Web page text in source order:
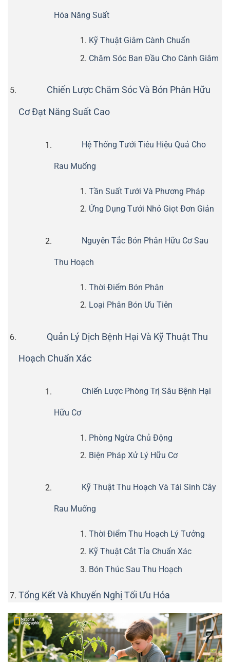
Hóa Năng Suất
Kỹ Thuật Giâm Cành Chuẩn
Chăm Sóc Ban Đầu Cho Cành Giâm
Chiến Lược Chăm Sóc Và Bón Phân Hữu
Cơ Đạt Năng Suất Cao
Hệ Thống Tưới Tiêu Hiệu Quả Cho
Rau Muống
Tần Suất Tưới Và Phương Pháp
Ứng Dụng Tưới Nhỏ Giọt Đơn Giản
Nguyên Tắc Bón Phân Hữu Cơ Sau
Thu Hoạch
Thời Điểm Bón Phân
Loại Phân Bón Ưu Tiên
Quản Lý Dịch Bệnh Hại Và Kỹ Thuật Thu
Hoạch Chuẩn Xác
Chiến Lược Phòng Trị Sâu Bệnh Hại
Hữu Cơ
Phòng Ngừa Chủ Động
Biện Pháp Xử Lý Hữu Cơ
Kỹ Thuật Thu Hoạch Và Tái Sinh Cây
Rau Muống
Thời Điểm Thu Hoạch Lý Tưởng
Kỹ Thuật Cắt Tỉa Chuẩn Xác
Bón Thúc Sau Thu Hoạch
Tổng Kết Và Khuyến Nghị Tối Ưu Hóa